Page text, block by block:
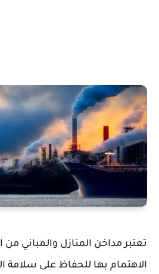
تعتبر مداخن المنازل والمباني من
الاهتمام بها للحفاظ على سلامة